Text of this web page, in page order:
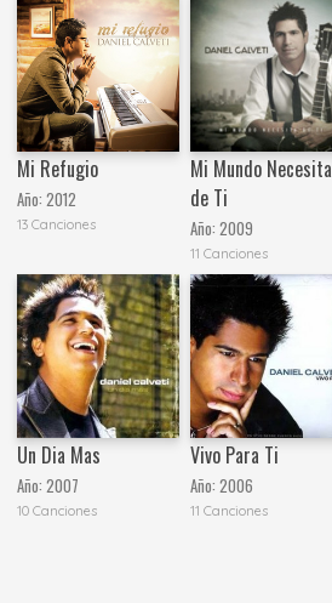
Mi Refugio
Año:2012
13 Canciones
Mi Mundo Necesita
de Ti
Año: 2009
11 Canciones
Un Dia Mas
Año:2007
10 Canciones
Vivo Para Ti
Año: 2006
11 Canciones